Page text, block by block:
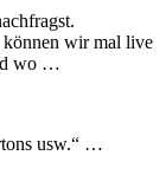
wir mal live
wo …
usw.“ …